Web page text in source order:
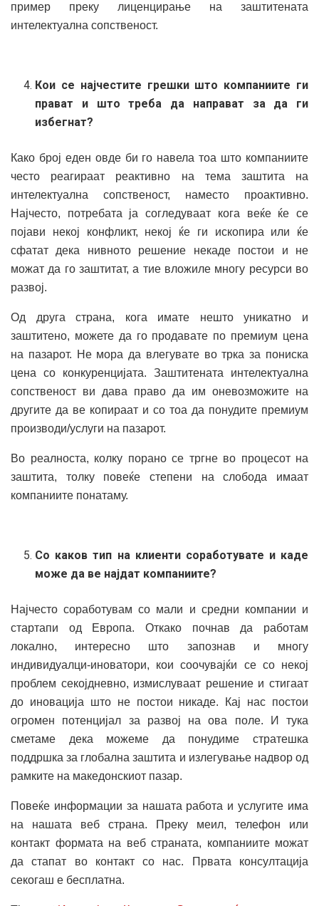
пример преку лиценцирање на заштитената
интелектуална сопственост.
Кои се најчестите грешки што компаниите ги
прават и што треба да направат за да ги
избегнат?
Како број еден овде би го навела тоа што компаниите
често реагираат реактивно на тема заштита на
интелектуална сопственост, наместо проактивно.
Најчесто, потребата ја согледуваат кога веќе ќе се
појави некој конфликт, некој ќе ги ископира или ќе
сфатат дека нивното решение некаде постои и не
можат да го заштитат, а тие вложиле многу ресурси во
развој.
Од друга страна, кога имате нешто уникатно и
заштитено, можете да го продавате по премиум цена
на пазарот. Не мора да влегувате во трка за пониска
цена со конкуренцијата. Заштитената интелектуална
сопственост ви дава право да им оневозможите на
другите да ве копираат и со тоа да понудите премиум
производи/услуги на пазарот.
Во реалноста, колку порано се тргне во процесот на
заштита, толку повеќе степени на слобода имаат
компаниите понатаму.
Со каков тип на клиенти соработувате и каде
може да ве најдат компаниите?
Најчесто соработувам со мали и средни компании и
стартапи од Европа. Откако почнав да работам
локално, интересно што запознав и многу
индивидуалци-иноватори, кои соочувајќи се со некој
проблем секојдневно, измислуваат решение и стигаат
до иновација што не постои никаде. Кај нас постои
огромен потенцијал за развој на ова поле. И тука
сметаме дека можеме да понудиме стратешка
поддршка за глобална заштита и излегување надвор од
рамките на македонскиот пазар.
Повеќе информации за нашата работа и услугите има
на нашата веб страна. Преку меил, телефон или
контакт формата на веб страната, компаниите можат
да стапат во контакт со нас. Првата консултација
секогаш е бесплатна.